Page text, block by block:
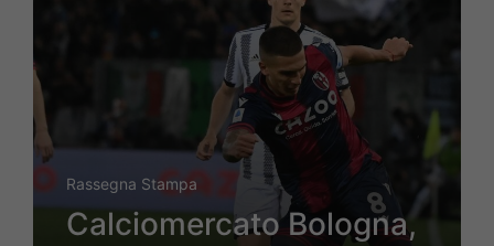
Rassegna Stampa
Calciomercato Bologna,